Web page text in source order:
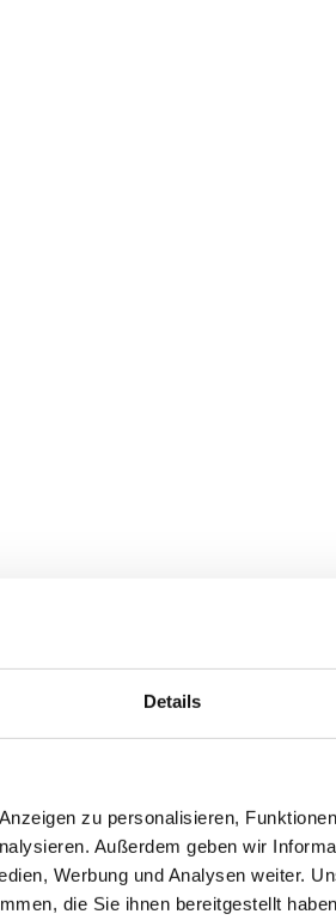
Details
zu personalisieren,
Außerdem geben wir
Werbung und Analysen weiter.
die Sie ihnen bereitgestellt